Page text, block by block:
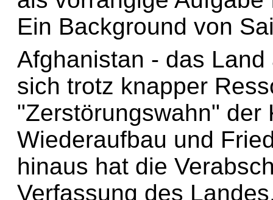
Ein Background von
Afghanistan - das
sich trotz knapper
"Zerstörungswahn" der
Wiederaufbau und
hinaus hat die
Verfassung des